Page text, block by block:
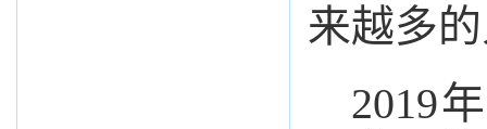
来越多
2019